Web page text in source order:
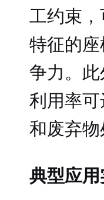
工约束
特征的
争力。
利用率
和废弃物
典型应